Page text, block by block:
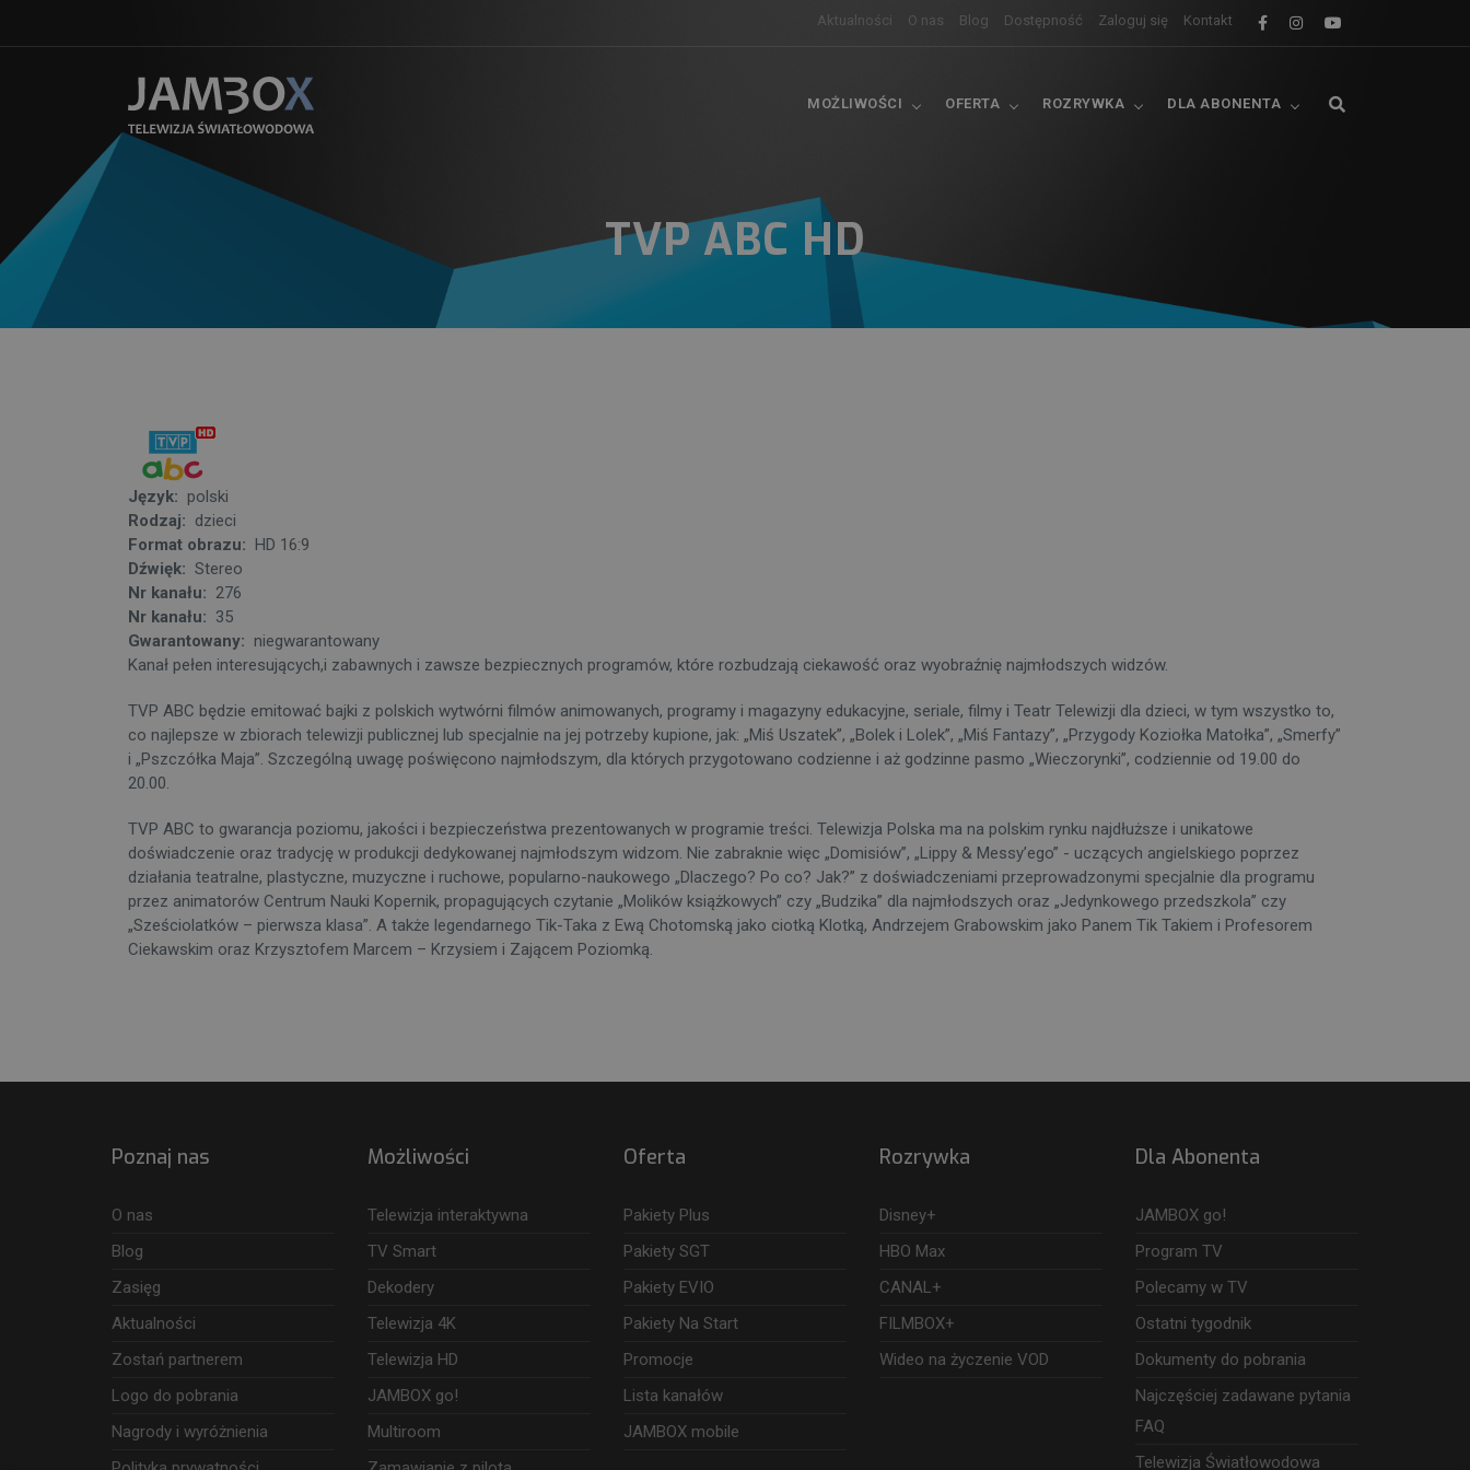
Aktualności O nas Blog Dostępność Zaloguj się Kontakt
MOŻLIWOŚCI OFERTA ROZRYWKA DLA ABONENTA
TVP ABC HD
Język: polski
Rodzaj: dzieci
Format obrazu: HD 16:9
Dźwięk: Stereo
Nr kanału: 276
Nr kanału: 35
Gwarantowany: niegwarantowany
Kanał pełen interesujących,i zabawnych i zawsze bezpiecznych programów, które rozbudzają ciekawość oraz wyobraźnię najmłodszych widzów.
TVP ABC będzie emitować bajki z polskich wytwórni filmów animowanych, programy i magazyny edukacyjne, seriale, filmy i Teatr Telewizji dla dzieci, w tym wszystko to,
co najlepsze w zbiorach telewizji publicznej lub specjalnie na jej potrzeby kupione, jak: „Miś Uszatek”, „Bolek i Lolek”, „Miś Fantazy”, „Przygody Koziołka Matołka”, „Smerfy”
i „Pszczółka Maja”. Szczególną uwagę poświęcono najmłodszym, dla których przygotowano codzienne i aż godzinne pasmo „Wieczorynki”, codziennie od 19.00 do
20.00.
TVP ABC to gwarancja poziomu, jakości i bezpieczeństwa prezentowanych w programie treści. Telewizja Polska ma na polskim rynku najdłuższe i unikatowe
doświadczenie oraz tradycję w produkcji dedykowanej najmłodszym widzom. Nie zabraknie więc „Domisiów”, „Lippy & Messy’ego” - uczących angielskiego poprzez
działania teatralne, plastyczne, muzyczne i ruchowe, popularno-naukowego „Dlaczego? Po co? Jak?” z doświadczeniami przeprowadzonymi specjalnie dla programu
przez animatorów Centrum Nauki Kopernik, propagujących czytanie „Molików książkowych” czy „Budzika” dla najmłodszych oraz „Jedynkowego przedszkola” czy
„Sześciolatków – pierwsza klasa”. A także legendarnego Tik-Taka z Ewą Chotomską jako ciotką Klotką, Andrzejem Grabowskim jako Panem Tik Takiem i Profesorem
Ciekawskim oraz Krzysztofem Marcem – Krzysiem i Zającem Poziomką.
Poznaj nas
O nas
Blog
Zasięg
Aktualności
Zostań partnerem
Logo do pobrania
Nagrody i wyróżnienia
Możliwości
Telewizja interaktywna
TV Smart
Dekodery
Telewizja 4K
Telewizja HD
JAMBOX go!
Multiroom
Oferta
Pakiety Plus
Pakiety SGT
Pakiety EVIO
Pakiety Na Start
Promocje
Lista kanałów
JAMBOX mobile
Rozrywka
Disney+
HBO Max
CANAL+
FILMBOX+
Wideo na życzenie VOD
Dla Abonenta
JAMBOX go!
Program TV
Polecamy w TV
Ostatni tygodnik
Dokumenty do pobrania
Najczęściej zadawane pytania
FAQ
Telewizja Światłowodowa